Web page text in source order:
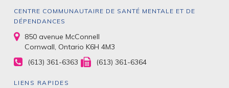
CENTRE COMMUNAUTAIRE DE SANTÉ MENTALE ET DE
DÉPENDANCES
850 avenue McConnell
Cornwall, Ontario K6H 4M3
(613) 361-6363
(613) 361-6364
LIENS RAPIDES